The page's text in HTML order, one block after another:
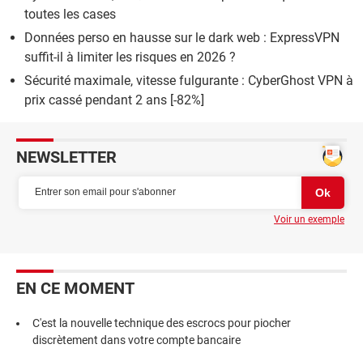
toutes les cases
Données perso en hausse sur le dark web : ExpressVPN
suffit-il à limiter les risques en 2026 ?
Sécurité maximale, vitesse fulgurante : CyberGhost VPN à
prix cassé pendant 2 ans [-82%]
NEWSLETTER
Voir un exemple
EN CE MOMENT
C'est la nouvelle technique des escrocs pour piocher
discrètement dans votre compte bancaire